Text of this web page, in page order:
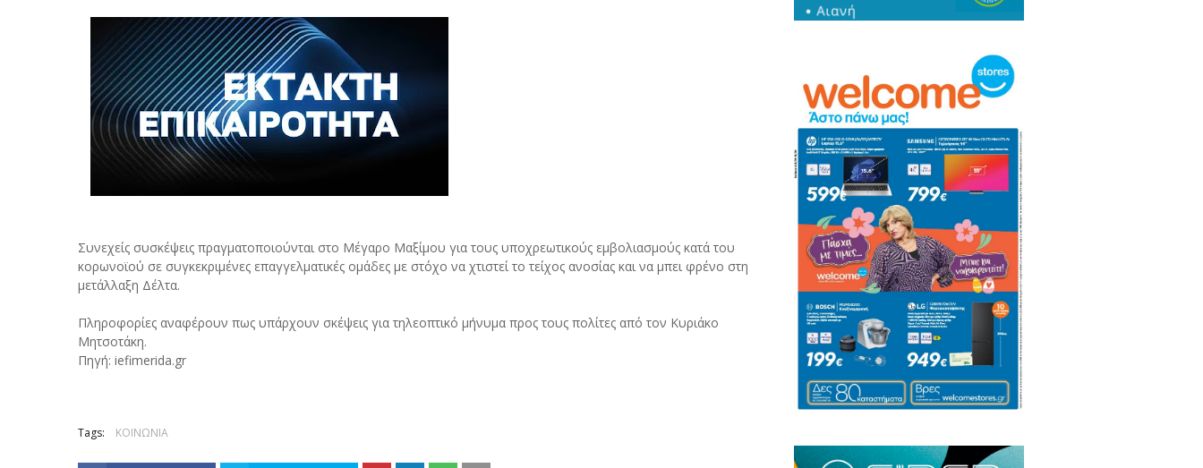
Συνεχείς συσκέψεις πραγματοποιούνται στο Μέγαρο Μαξίμου για τους υποχρεωτικούς εμβολιασμούς κατά του
κορωνοϊού σε συγκεκριμένες επαγγελματικές ομάδες με στόχο να χτιστεί το τείχος ανοσίας και να μπει φρένο στη
μετάλλαξη Δέλτα.
Πληροφορίες αναφέρουν πως υπάρχουν σκέψεις για τηλεοπτικό μήνυμα προς τους πολίτες από τον Κυριάκο
Μητσοτάκη.
Πηγή: iefimerida.gr
Tags: ΚΟΙΝΩΝΙΑ